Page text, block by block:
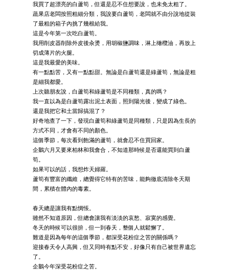
我買了超漂亮的白蘆筍，但還是忍不住想要說，也未免太粗了。
蔬果店老闆按照粗細分類，我說要白蘆筍，老闆就不由分說地從裝
了最粗的箱子內挑了幾根給我。
這是今年第一次吃白蘆筍。
我用削皮器削除外皮後汆燙，用胡椒鹽調味，淋上橄欖油，再放上
切成薄片的火腿。
這是我最愛的美味。
有一點點苦，又有一點點甜。無論是白蘆筍還是綠蘆筍，無論是粗
是細我都愛。
上次聽朋友說，白蘆筍和綠蘆筍是不同種類，真的嗎？
我一直以為是白蘆筍露出泥土表面，照到陽光後，變成了綠色。
還是我把它和土當歸搞混了？
好奇地查了一下，發現白蘆筍和綠蘆筍是同種類，只是因為生長的
方式不同，才會有不同的顏色。
這個季節，每次看到飽滿的蘆筍，就會忍不住買回家。
企鵝六月又要來柏林和我會合，不知道那時候是否還能買到白蘆
筍。
如果可以的話，我想炸天婦羅。
蘆筍有豐富的纖維，總覺得它特有的苦味，能夠徹底清除冬天期
間，累積在體內的毒素。
春天總是讓我有點惆悵。
雖然不知道原因，但總會讓我有淡淡的哀愁、寂寞的感覺。
冬天的時候可以很拚，但一到春天，整個人就鬆懈了。
難道是因為每年的這個季節，都深受花粉症之苦的關係嗎？
迎接春天令人高興，但又同時有點不安，好像只有自己被世界遺忘
了。
企鵝今年深受花粉症之苦。